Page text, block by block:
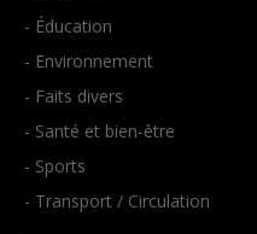
- Éducation
- Environnement
- Faits divers
- Santé et bien-être
- Sports
- Transport / Circulation